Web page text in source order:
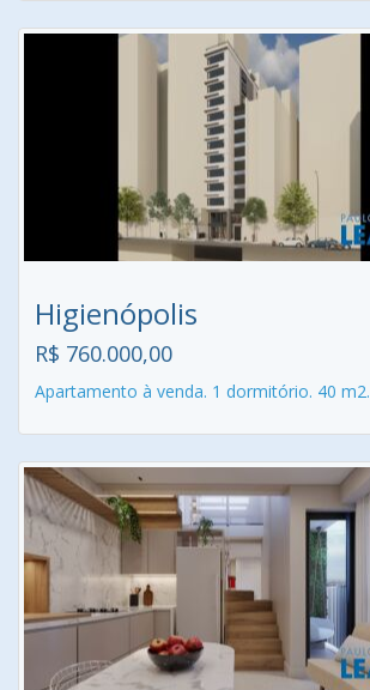
Higienópolis
R$ 760.000,00
Apartamento à venda. 1 dormitório. 40 m2.